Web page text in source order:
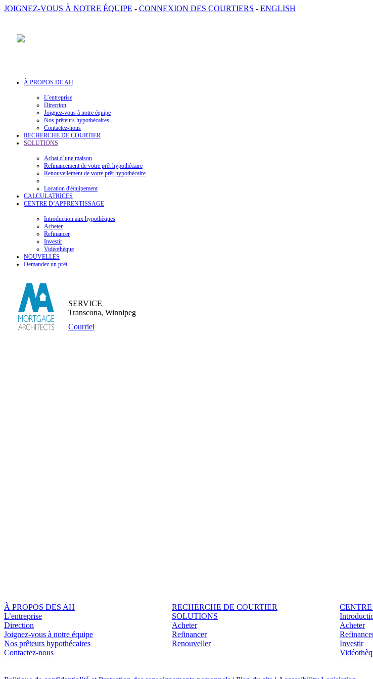
JOIGNEZ-VOUS À NOTRE ÉQUIPE - CONNEXION DES COURTIERS - ENGLISH
À PROPOS DE AH
L’entreprise
Direction
Joignez-vous à notre équipe
Nos prêteurs hypothécaires
Contactez-nous
RECHERCHE DE COURTIER
SOLUTIONS
Achat d’une maison
Refinancement de votre prêt hypothécaire
Renouvellement de votre prêt hypothécaire
Location d'équipement
CALCULATRICES
CENTRE D’APPRENTISSAGE
Introduction aux hypothèques
Acheter
Refinancer
Investir
Vidéothèque
NOUVELLES
Demandez un prêt
SERVICE
Transcona, Winnipeg
Courriel
À PROPOS DES AH
L’entreprise
Direction
Joignez-vous à notre équipe
Nos prêteurs hypothécaires
Contactez-nous
RECHERCHE DE COURTIER
SOLUTIONS
Acheter
Refinancer
Renouveller
Acheter
Investir